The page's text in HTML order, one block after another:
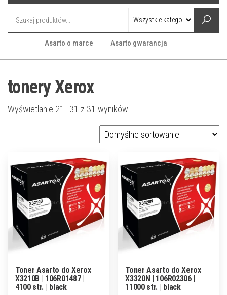
Asarto o marce Asarto gwarancja
tonery Xerox
Wyświetlanie 21–31 z 31 wyników
Toner Asarto do Xerox
X3210B | 106R01487 |
4100 str. | black
Toner Asarto do Xerox
X3320N | 106R02306 |
11000 str. | black